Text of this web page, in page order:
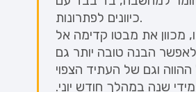
כיוונים לפתרונות.
מכוון את מבטו קדימה אל
הבנה טובה יותר גם
שנה במהלך חודש יוני.